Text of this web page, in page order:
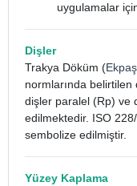
uygulamalar
Dişler
Trakya Döküm (Ekpaş
normlarında
dişler paralel (Rp) ve
edilmektedir. ISO
sembolize edilmiştir.
Yüzey Kaplama